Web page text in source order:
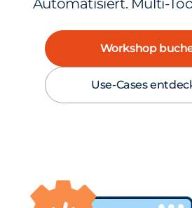
Automatisiert. Multi-
Workshop
Use-Cases